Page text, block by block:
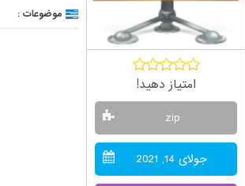
امتیاز دهید!
zip
جولای 14, 2021
موضوعات :